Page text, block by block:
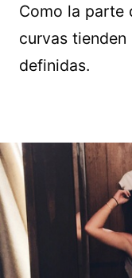
Como la parte
curvas
definidas.